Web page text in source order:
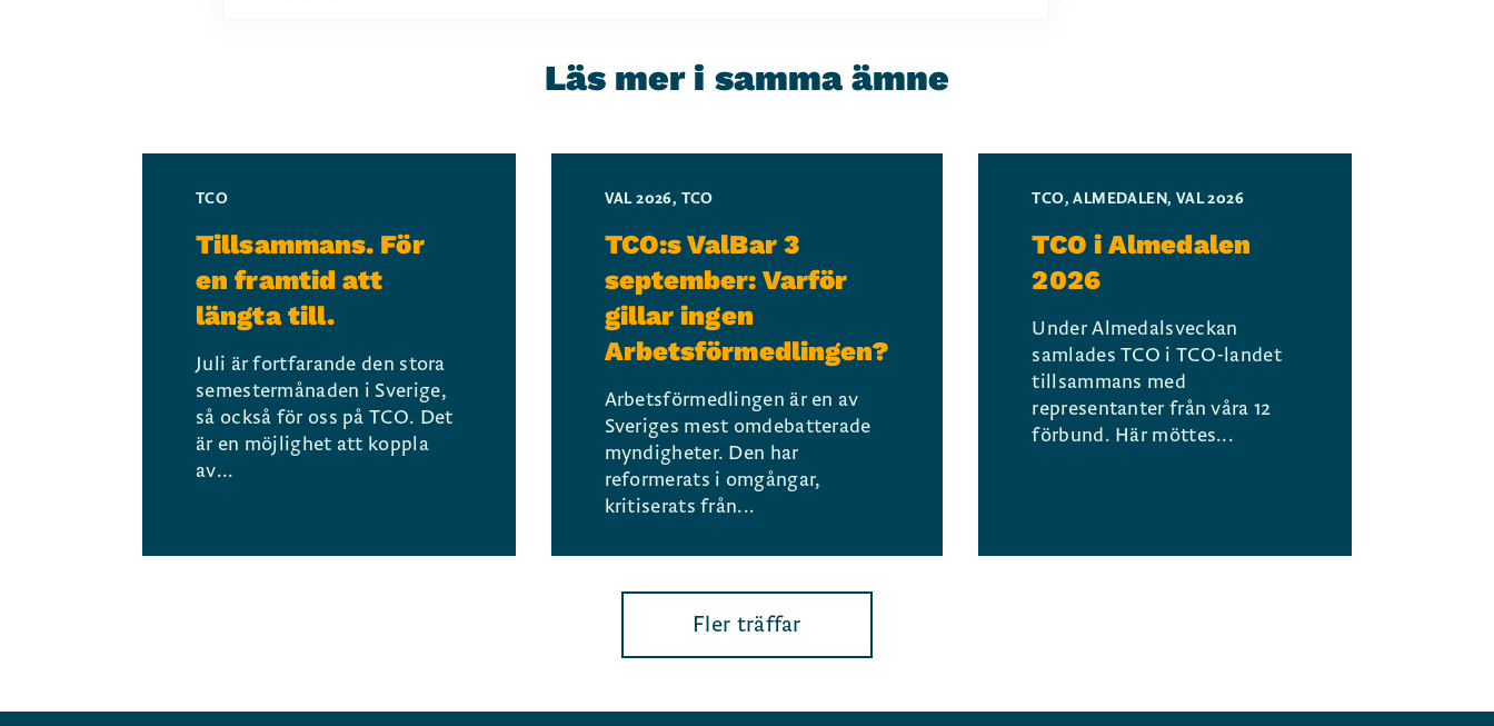
Läs mer i samma ämne
TCO
Tillsammans. För
en framtid att
längta till.
Juli är fortfarande den stora
semestermånaden i Sverige,
så också för oss på TCO. Det
är en möjlighet att koppla
av...
VAL 2026, TCO
TCO:s ValBar 3
september: Varför
gillar ingen
Arbetsförmedlingen?
Arbetsförmedlingen är en av
Sveriges mest omdebatterade
myndigheter. Den har
reformerats i omgångar,
kritiserats från...
TCO,ALMEDALEN, VAL 2026
TCO i Almedalen
2026
Under Almedalsveckan
samlades TCO i TCO-landet
tillsammans med
representanter från våra 12
förbund. Här möttes...
Fler träffar